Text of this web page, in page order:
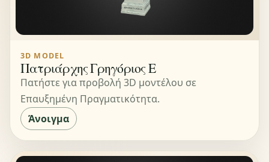
3D MODEL
Πατριάρχης Γρηγόριος Ε
Πατήστε για προβολή 3D μοντέλου σε
Επαυξημένη Πραγματικότητα.
Άνοιγμα